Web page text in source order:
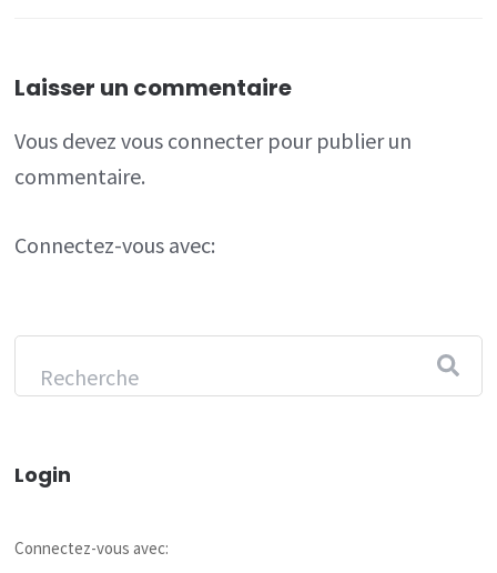
Laisser un commentaire
Vous devezvous connecterpour publier un
commentaire.
Connectez-vous avec:
Login
Connectez-vous avec: